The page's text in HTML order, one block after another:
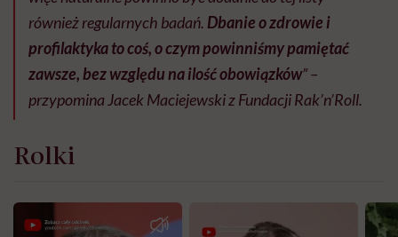
również regularnych badań. Dbanie o zdrowie i
profilaktyka to coś, o czym powinniśmy pamiętać
zawsze, bez względu na ilość obowiązków” –
przypomina Jacek Maciejewski z Fundacji Rak’n’Roll.
Rolki